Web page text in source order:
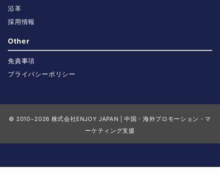
沿革
採用情報
Other
免責事項
プライバシーポリシー
© 2010−2026 株式会社ENJOY JAPAN | 中国・海外プロモーション・マ
ーケティング支援